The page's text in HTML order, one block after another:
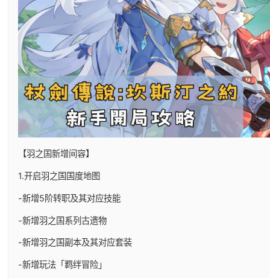
【羽之国新增间容】
1.开启羽之国国度地图
-新增5阶转职及其对应技能
-新增羽之国系列古遗物
-新增羽之国副本及其对应套装
-新增玩法「羁绊冒险」